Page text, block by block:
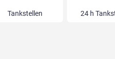
Tankstellen 24 h